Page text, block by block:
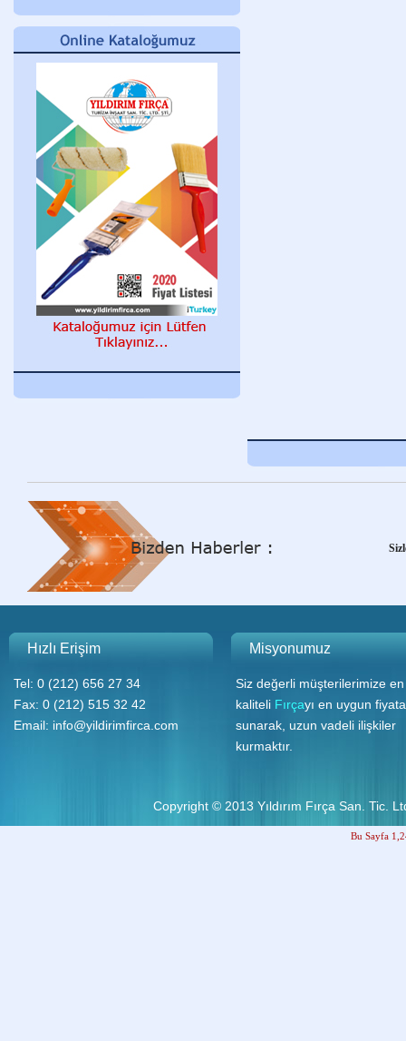
Hızlı Erişim
Tel: 0 (212) 656 27 34
Fax: 0 (212) 515 32 42
Email: info@yildirimfirca.com
Misyonumuz
Siz değerli müşterilerimize en
kaliteli Fırçayı en uygun fiyata
sunarak, uzun vadeli ilişkiler
kurmaktır.
Copyright © 2013Yıldırım Fırça San. Tic.
Bu Sayfa